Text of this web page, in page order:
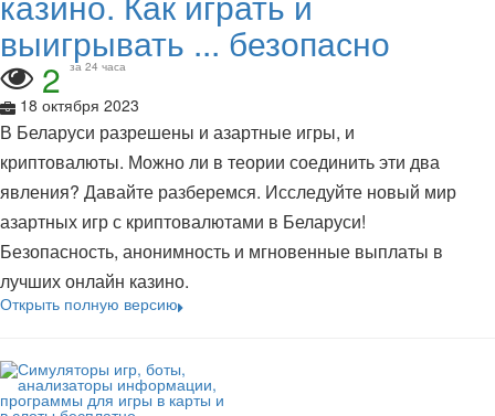
выигрывать ... безопасно
2 за 24 часа
18 октября 2023
В Беларуси разрешены и азартные игры, и
криптовалюты. Можно ли в теории соединить эти два
явления? Давайте разберемся. Исследуйте новый мир
азартных игр с криптовалютами в Беларуси!
Безопасность, анонимность и мгновенные выплаты в
лучших онлайн казино.
Открыть полную версию